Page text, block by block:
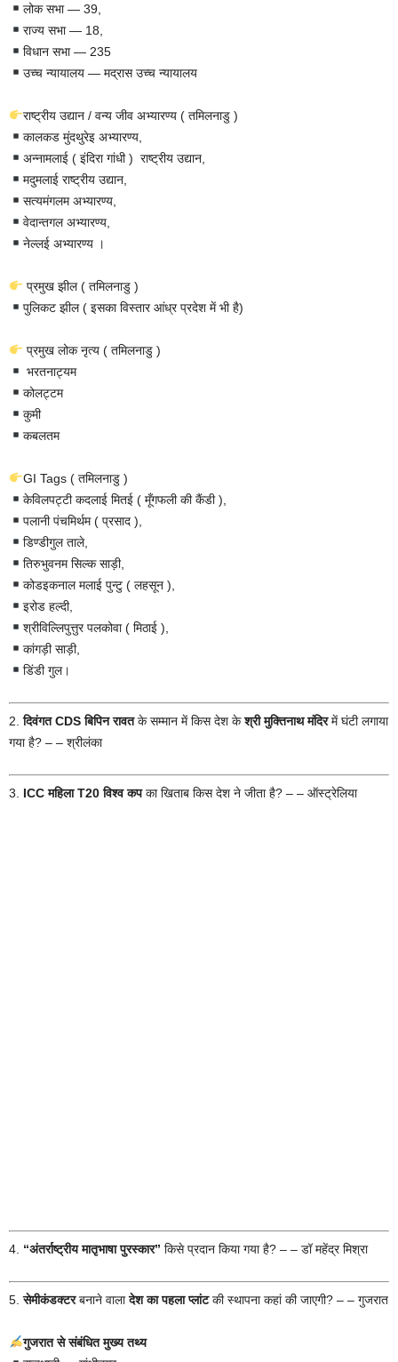
लोक सभा — 39,
राज्य सभा — 18,
विधान सभा — 235
उच्च न्यायालय — मद्रास उच्च न्यायालय
राष्ट्रीय उद्यान / वन्य जीव अभ्यारण्य ( तमिलनाडु )
कालकड मुंदथुरेइ अभ्यारण्य,
अन्नामलाई ( इंदिरा गांधी ) राष्ट्रीय उद्यान,
मदुमलाई राष्ट्रीय उद्यान,
सत्यमंगलम अभ्यारण्य,
वेदान्तगल अभ्यारण्य,
नेल्लई अभ्यारण्य ।
प्रमुख झील ( तमिलनाडु )
पुलिकट झील ( इसका विस्तार आंध्र प्रदेश में भी है)
प्रमुख लोक नृत्य ( तमिलनाडु )
भरतनाट्यम
कोलट्टम
कुमी
कबलतम
GI Tags ( तमिलनाडु )
केविलपट्टी कदलाई मितई ( मूँगफली की कैंडी ),
पलानी पंचमिर्थम ( प्रसाद ),
डिण्डीगुल ताले,
तिरुभुवनम सिल्क साड़ी,
कोडइकनाल मलाई पुन्टु ( लहसून ),
इरोड हल्दी,
श्रीविल्लिपुत्तुर पलकोवा ( मिठाई ),
कांगड़ी साड़ी,
डिंडी गुल।
2.दिवंगत CDS बिपिन रावतके सम्मान में किस देश केश्री मुक्तिनाथ मंदिरमें घंटी लगाया
गया है? – – श्रीलंका
3. ICC महिला T20 विश्व कपका खिताब किस देश ने जीता है? – – ऑस्ट्रेलिया
4. “अंतर्राष्ट्रीय मातृभाषा पुरस्कार” किसे प्रदान किया गया है? – – डॉ महेंद्र मिश्रा
5.सेमीकंडक्टरबनाने वालादेश का पहला प्लांटकी स्थापना कहां की जाएगी? – – गुजरात
गुजरात से संबंधित मुख्य तथ्य